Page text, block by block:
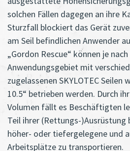
solchen Fällen dagegen an ihre
Sturzfall blockiert das Gerät
am Seil befindlichen Anwender
„Gordon Rescue“ können je
Anwendungsgebiet mit
zugelassenen SKYLOTEC Seilen
10.5“ betrieben werden. Durch
Volumen fällt es Beschäftigten
Teil ihrer (Rettungs-)Ausrüstung
höher- oder tiefergelegene und
Arbeitsplätze zu transportieren.